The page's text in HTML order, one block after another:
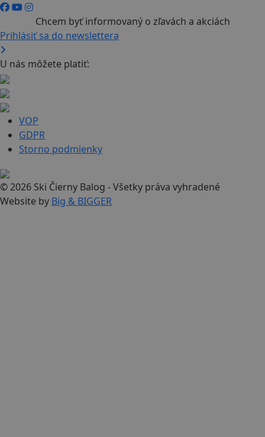
Chcem byť informovaný o zľavách a akciách
Prihlásiť sa do newslettera
U nás môžete platiť:
VOP
GDPR
Storno podmienky
© 2026 Ski Čierny Balog - Všetky práva vyhradené
Website by Big & BIGGER